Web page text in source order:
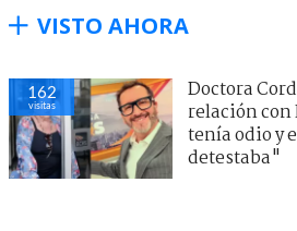
VISTO AHORA
162
visitas
Doctora
relación con
tenía odio y
detestaba"